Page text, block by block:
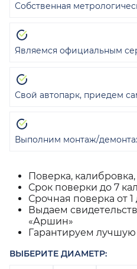
Поверка,
Срок поверки до 7
Срочная поверка от 1
Выдаем
«Аршин»
Гарантируем лучшую
ВЫБЕРИТЕ ДИАМЕТР:
Собственная
Являемся официальным
Свой автопарк, приедем
Выполним монтаж/